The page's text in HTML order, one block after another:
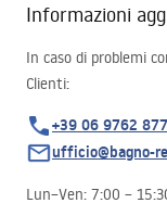
Informazioni
In caso di problemi
Clienti:
+39 06 9762
ufficio@bagno-
Lun–Ven: 7:00 –